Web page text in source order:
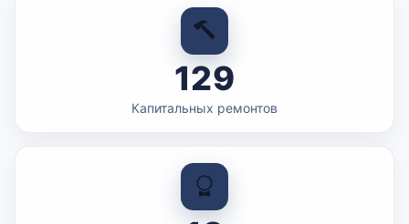
129
Капитальных ремонтов